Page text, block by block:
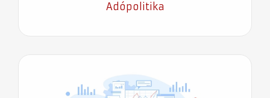
Adópolitika